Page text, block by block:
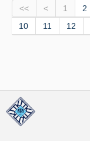
<< < 1 2
10
11 12